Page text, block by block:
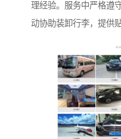
理经验。服务中严格遵
动协助装卸行李，提供